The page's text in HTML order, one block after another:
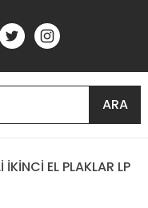
ARA
İKİNCİ EL PLAKLAR LP